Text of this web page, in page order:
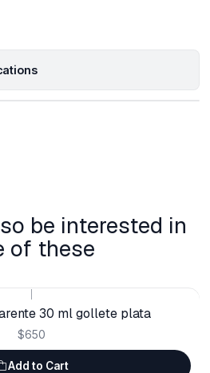
be interested in
of these
30 ml gollete plata
$650
Add to Cart